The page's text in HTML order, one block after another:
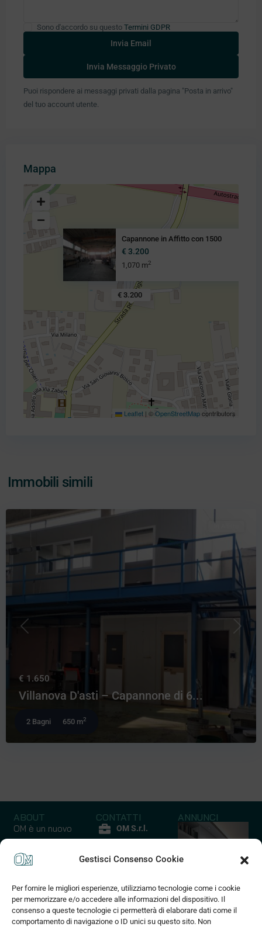
Gestisci Consenso Cookie
Per fornire le migliori esperienze, utilizziamo tecnologie come i cookie
per memorizzare e/o accedere alle informazioni del dispositivo. Il
consenso a queste tecnologie ci permetterà di elaborare dati come il
comportamento di navigazione o ID unici su questo sito. Non
Sono d'accordo su questo Termini GDPR
Puoi rispondere ai messaggi privati ​​dalla pagina "Posta in arrivo"
del tuo account utente.
Mappa
€ 3.200
Capannone in Affitto con 1500
€ 3.200
1,070 m2
Leaflet | ©OpenStreetMapcontributors
Immobili simili
Precedente
€ 1.650
Villanova D'asti – Capannone di 6...
2 Bagni 650 m2
ABOUT
OM è un nuovo
modo di
comprare casa
un’ esperienza
emozionale ed
esclusiva che
coniuga praticità
a risparmio di
CONTATTI
OM S.r.l.
12852210017
45 C
10135 Torino
(+39) 375
ANNUNCI
Capannoni
10 Annunci
Case -
127 Annunci